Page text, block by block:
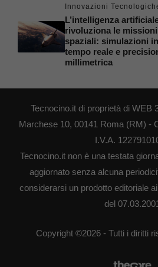
Innovazioni
L’intelligenza
rivoluziona le missioni
spaziali: simulazioni in
tempo reale e
millimetrica
Tecnocino.it di proprietà di WEB
Marchese 10, 00141 Roma (RM) -
I.V.A.
Tecnocino.it non è una testata
aggiornato senza alcuna
considerarsi un prodotto editoriale
del 07.03.2001
Copyright ©2026 - Tutti i diritti